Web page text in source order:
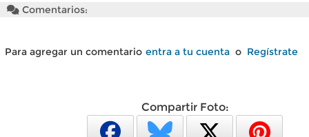
Comentarios:
Para agregar un comentario entra a tu cuenta o Regístrate
Compartir Foto: